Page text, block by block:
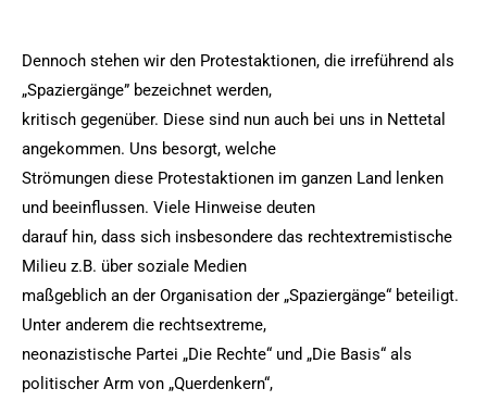
Dennoch stehen wir den Protestaktionen, die irreführend als
„Spaziergänge” bezeichnet werden,
kritisch gegenüber. Diese sind nun auch bei uns in Nettetal
angekommen. Uns besorgt, welche
Strömungen diese Protestaktionen im ganzen Land lenken
und beeinflussen. Viele Hinweise deuten
darauf hin, dass sich insbesondere das rechtextremistische
Milieu z.B. über soziale Medien
maßgeblich an der Organisation der „Spaziergänge“ beteiligt.
Unter anderem die rechtsextreme,
neonazistische Partei „Die Rechte“ und „Die Basis“ als
politischer Arm von „Querdenkern“,